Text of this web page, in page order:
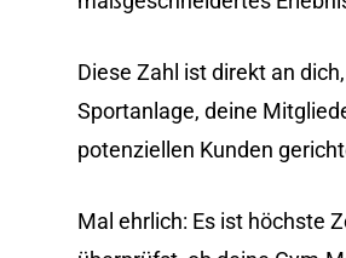
Diese Zahl ist direkt an
Sportanlage, deine
potenziellen Kunden
Mal ehrlich: Es ist höchste